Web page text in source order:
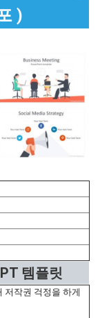
)
템플릿
저작권 걱정을 하게